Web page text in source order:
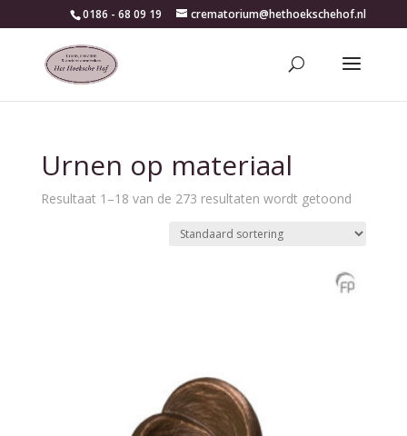
0186 - 68 09 19 crematorium@hethoekschehof.nl
Urnen op materiaal
Resultaat 1–18 van de 273 resultaten wordt getoond